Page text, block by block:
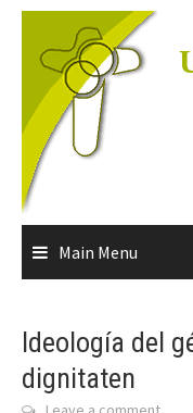
Skip
content
Main Menu
Ideología del
dignitaten